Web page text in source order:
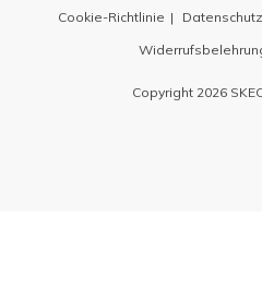
Cookie-Richtlinie Datenschutz
Copyright 2026